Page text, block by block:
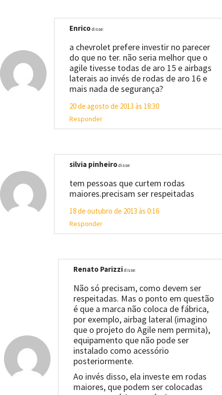
Enricodisse:
a chevrolet prefere investir no parecer
do que no ter. não seria melhor que o
agile tivesse todas de aro 15 e airbags
laterais ao invés de rodas de aro 16 e
mais nada de segurança?
20 de agosto de 2013 às 18:30
Responder
silvia pinheirodisse:
tem pessoas que curtem rodas
maiores.precisam ser respeitadas
18 de outubro de 2013 às 0:16
Responder
Renato Parizzidisse:
Não só precisam, como devem ser
respeitadas. Mas o ponto em questão
é que a marca não coloca de fábrica,
por exemplo, airbag lateral (imagino
que o projeto do Agile nem permita),
equipamento que não pode ser
instalado como acessório
posteriormente.
Ao invés disso, ela investe em rodas
maiores, que podem ser colocadas